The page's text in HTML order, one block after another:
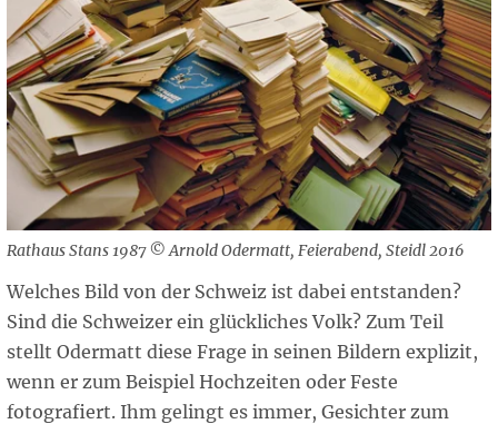
Rathaus Stans 1987 © Arnold Odermatt, Feierabend, Steidl 2016
Welches Bild von der Schweiz ist dabei entstanden?
Sind die Schweizer ein glückliches Volk? Zum Teil
stellt Odermatt diese Frage in seinen Bildern explizit,
wenn er zum Beispiel Hochzeiten oder Feste
fotografiert. Ihm gelingt es immer, Gesichter zum